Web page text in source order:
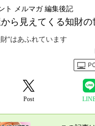
ら見えてくる知財の
ト メルマガ 編集後記
”はあふれています
Post